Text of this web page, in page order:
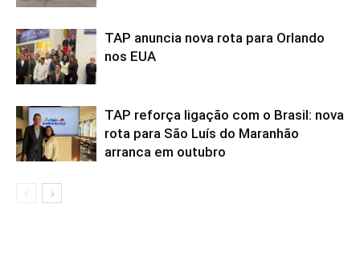
TAP anuncia nova rota para Orlando
nos EUA
TAP reforça ligação com o Brasil: nova
rota para São Luís do Maranhão
arranca em outubro